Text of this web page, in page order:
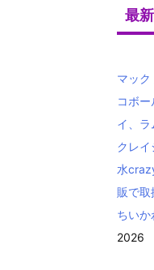
最
マッ
コボ
イ、ラ
クレ
水
販で取
ちいか
2026